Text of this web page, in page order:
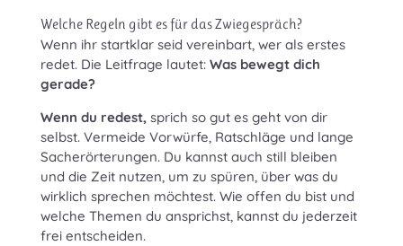
Welche Regeln gibt es für das Zwiegespräch?
Wenn ihr startklar seid vereinbart, wer als erstes
redet. Die Leitfrage lautet: Was bewegt dich
gerade?
Wenn du redest,sprich so gut es geht von dir
selbst. Vermeide Vorwürfe, Ratschläge und lange
Sacherörterungen. Du kannst auch still bleiben
und die Zeit nutzen, um zu spüren, über was du
wirklich sprechen möchtest. Wie offen du bist und
welche Themen du ansprichst, kannst du jederzeit
frei entscheiden.